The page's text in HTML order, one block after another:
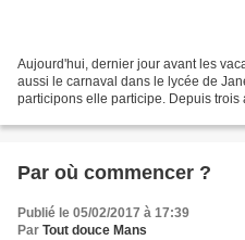
Aujourd'hui, dernier jour avant les
aussi le carnaval dans le lycée de
participons elle participe. Depuis
Par où commencer ?
Publié le 05/02/2017 à 17:39
Par Tout douce Mans